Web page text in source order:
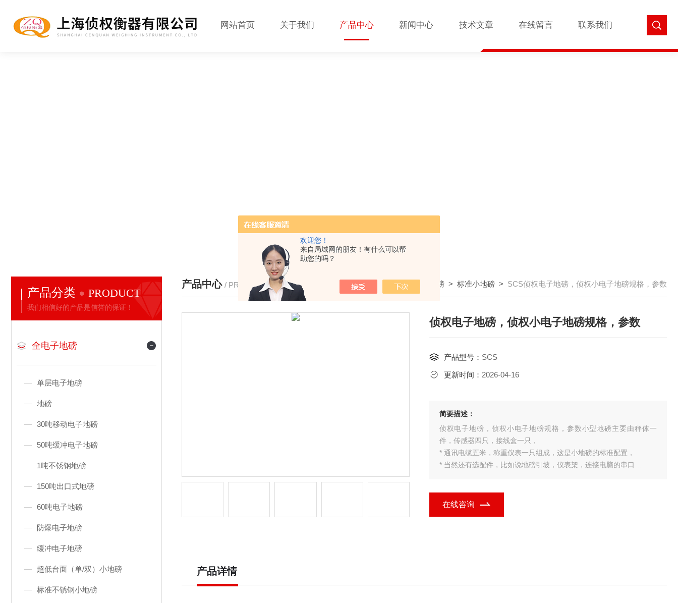
欢迎您！
来自局域网的朋友！有什么可以帮
助您的吗？
网站首页 关于我们 产品中心 新闻中心 技术文章 在线留言 联系我们
产品分类 PRODUCT
我们相信好的产品是信誉的保证！
全电子地磅
单层电子地磅
地磅
30吨移动电子地磅
50吨缓冲电子地磅
1吨不锈钢地磅
150吨出口式地磅
60吨电子地磅
防爆电子地磅
缓冲电子地磅
超低台面（单/双）小地磅
标准不锈钢小地磅
产品中心 / PRODUCTS 我的位置： >产品中心 >全电子地磅 > 标准小地磅 > SCS侦权电子地磅，侦权小电子地磅规格，参数
侦权电子地磅，侦权小电子地磅规格，参数
产品型号： SCS
更新时间： 2026-04-16
简要描述：
侦权电子地磅，侦权小电子地磅规格，参数小型地磅主要由秤体一
件，传感器四只，接线盒一只，
* 通讯电缆五米，称重仪表一只组成，这是小地磅的标准配置，
* 当然还有选配件，比如说地磅引坡，仪表架，连接电脑的串口
* 毛重、净重、皮重显示
在线咨询
产品详情